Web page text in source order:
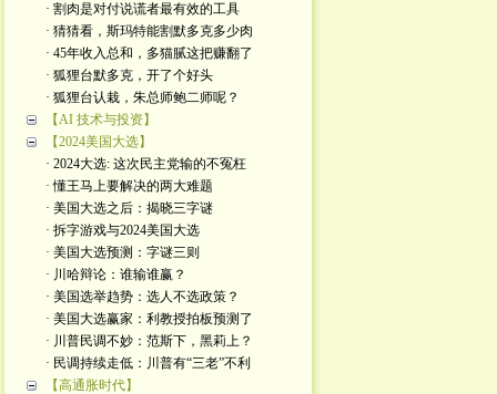
· 割肉是对付说谎者最有效的工具
· 猜猜看，斯玛特能割默多克多少肉
· 45年收入总和，多猫腻这把赚翻了
· 狐狸台默多克，开了个好头
· 狐狸台认栽，朱总师鲍二师呢？
【AI 技术与投资】
【2024美国大选】
· 2024大选: 这次民主党输的不冤枉
· 懂王马上要解决的两大难题
· 美国大选之后：揭晓三字谜
· 拆字游戏与2024美国大选
· 美国大选预测：字谜三则
· 川哈辩论：谁输谁赢？
· 美国选举趋势：选人不选政策？
· 美国大选赢家：利教授拍板预测了
· 川普民调不妙：范斯下，黑莉上？
· 民调持续走低：川普有“三老”不利
【高通胀时代】